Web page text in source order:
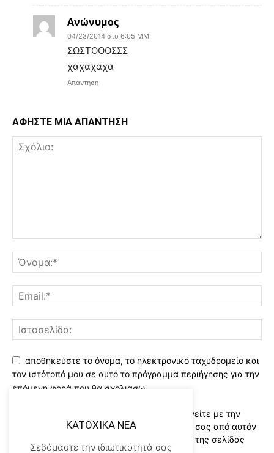
Ανώνυμος
04/23/2014 στο 6:05 ΜΜ
ΣΩΣΤΟΟΟΣΣΣ
χαχαχαχα
Απάντηση
ΑΦΗΣΤΕ ΜΙΑ ΑΠΑΝΤΗΣΗ
αποθηκεύστε το όνομα, το ηλεκτρονικό ταχυδρομείο και
τον ιστότοπό μου σε αυτό το πρόγραμμα περιήγησης για την
επόμενη φορά που θα σχολιάσω.
Χρησιμοποιώντας αυτό το έντυπο συμφωνείτε με την
αποθήκευση και χειρισμό των δεδομένων σας από αυτόν
τον ιστότοπο..Διαβάστε του ορους χρήσης της σελίδας
KATOXIKA NEA
Σεβόμαστε την ιδιωτικότητά σας